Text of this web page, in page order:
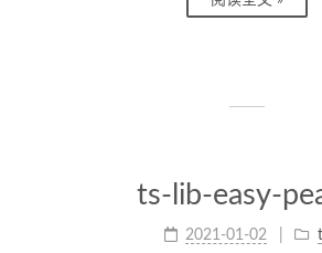
ts-lib-easy-
2021-01-02